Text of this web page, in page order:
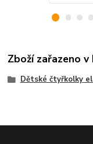
Zboží zařazeno
Dětské čtyřkolky